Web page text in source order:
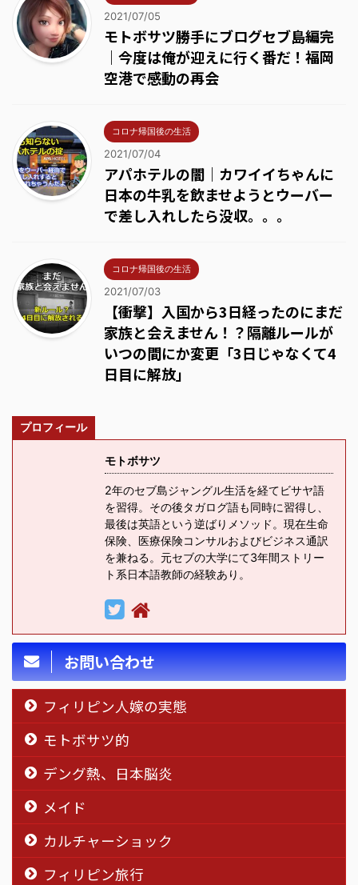
2021/07/05
モトボサツ勝手にブログセブ島編完
｜今度は俺が迎えに行く番だ！福岡
空港で感動の再会
コロナ帰国後の生活
2021/07/04
アパホテルの闇｜カワイイちゃんに
日本の牛乳を飲ませようとウーバー
で差し入れしたら没収。。。
コロナ帰国後の生活
2021/07/03
【衝撃】入国から3日経ったのにまだ
家族と会えません！？隔離ルールが
いつの間にか変更「3日じゃなくて4
日目に解放」
プロフィール
モトボサツ
2年のセブ島ジャングル生活を経てビサヤ語
を習得。その後タガログ語も同時に習得し、
最後は英語という逆ばりメソッド。現在生命
保険、医療保険コンサルおよびビジネス通訳
を兼ねる。元セブの大学にて3年間ストリー
ト系日本語教師の経験あり。
お問い合わせ
フィリピン人嫁の実態
モトボサツ的
デング熱、日本脳炎
メイド
カルチャーショック
フィリピン旅行